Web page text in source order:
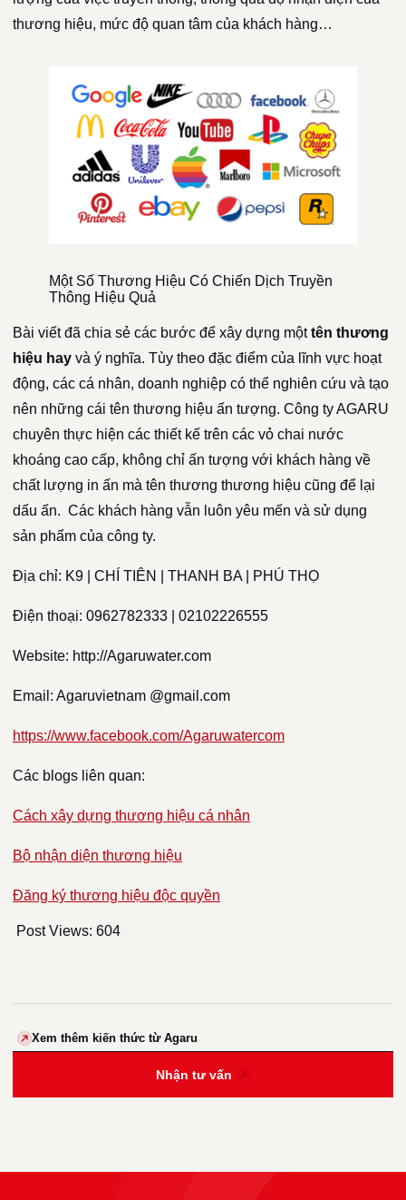
thương hiệu, mức độ quan tâm của khách hàng…
Một Số Thương Hiệu Có Chiến Dịch Truyền
Thông Hiệu Quả
Bài viết đã chia sẻ các bước để xây dựng mộttên thương
hiệu hay và ý nghĩa. Tùy theo đặc điểm của lĩnh vực hoạt
động, các cá nhân, doanh nghiệp có thể nghiên cứu và tạo
nên những cái tên thương hiệu ấn tượng. Công ty AGARU
chuyên thực hiện các thiết kế trên các vỏ chai nước
khoáng cao cấp, không chỉ ấn tượng với khách hàng về
chất lượng in ấn mà tên thương thương hiệu cũng để lại
dấu ấn. Các khách hàng vẫn luôn yêu mến và sử dụng
sản phẩm của công ty.
Địa chỉ: K9 | CHÍ TIÊN | THANH BA | PHÚ THỌ
Điện thoại: 0962782333 | 02102226555
Website: http://Agaruwater.com
Email: Agaruvietnam @gmail.com
https://www.facebook.com/Agaruwatercom
Các blogs liên quan:
Cách xây dựng thương hiệu cá nhân
Bộ nhận diện thương hiệu
Đăng ký thương hiệu độc quyền
Post Views: 604
Xem thêm kiến thức từ Agaru
Nhận tư vấn